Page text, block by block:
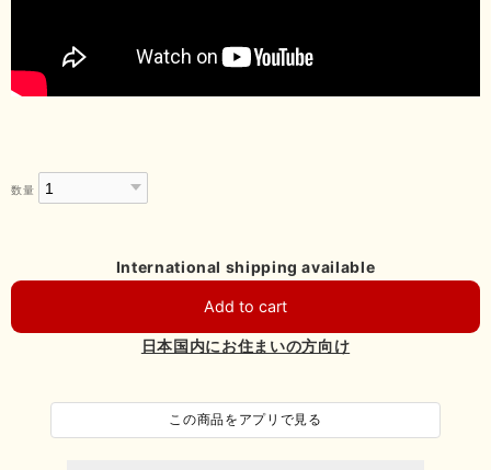
数量
International shipping available
Add to cart
日本国内にお住まいの方向け
この商品をアプリで見る